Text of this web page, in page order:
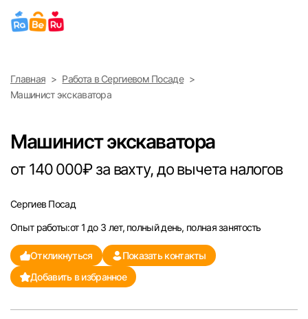
Найти работу
Выберите город
Санкт-Петербург
Саратов
Казань
Главная
Работа в Сергиевом Посаде
Машинист экскаватора
Машинист экскаватора
от 140 000₽ за вахту, до вычета налогов
Сергиев Посад
Опыт работы:от 1 до 3 лет, полный день, полная занятость
Откликнуться
Показать контакты
Добавить в избранное